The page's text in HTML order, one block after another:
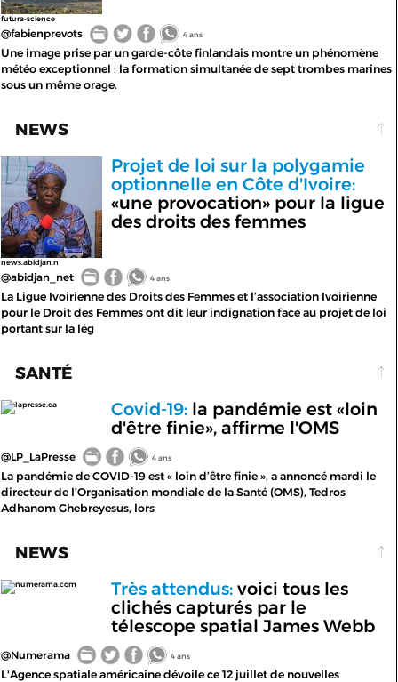
futura-science
@fabienprevots 4 ans
Une image prise par un garde-côte finlandais montre un phénomène
météo exceptionnel : la formation simultanée de sept trombes marines
sous un même orage.
NEWS
news.abidjan.n
Projet de loi sur la polygamie
optionnelle en Côte d'Ivoire:
«une provocation» pour la ligue
des droits des femmes
@abidjan_net 4 ans
La Ligue Ivoirienne des Droits des Femmes et l’association Ivoirienne
pour le Droit des Femmes ont dit leur indignation face au projet de loi
portant sur la lég
SANTÉ
lapresse.ca Covid-19:la pandémie est «loin
d'être finie», affirme l'OMS
@LP_LaPresse 4 ans
La pandémie de COVID-19 est « loin d’être finie », a annoncé mardi le
directeur de l’Organisation mondiale de la Santé (OMS), Tedros
Adhanom Ghebreyesus, lors
NEWS
numerama.com Très attendus:voici tous les
clichés capturés par le
télescope spatial James Webb
@Numerama 4 ans
L'Agence spatiale américaine dévoile ce 12 juillet de nouvelles